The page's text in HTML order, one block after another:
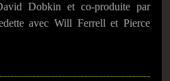
Dobkin et co-produite par
avec Will Ferrell et Pierce